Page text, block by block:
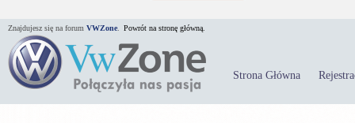
Znajdujesz się na forum VWZone Powrót na stronę główną.
Strona Główna